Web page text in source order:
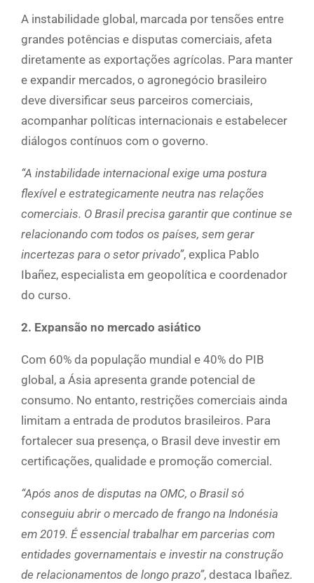
A instabilidade global, marcada por tensões entre
grandes potências e disputas comerciais, afeta
diretamente as exportações agrícolas. Para manter
e expandir mercados, o agronegócio brasileiro
deve diversificar seus parceiros comerciais,
acompanhar políticas internacionais e estabelecer
diálogos contínuos com o governo.
“A instabilidade internacional exige uma postura
flexível e estrategicamente neutra nas relações
comerciais. O Brasil precisa garantir que continue se
relacionando com todos os países, sem gerar
incertezas para o setor privado”, explica Pablo
Ibañez, especialista em geopolítica e coordenador
do curso.
2. Expansão no mercado asiático
Com 60% da população mundial e 40% do PIB
global, a Ásia apresenta grande potencial de
consumo. No entanto, restrições comerciais ainda
limitam a entrada de produtos brasileiros. Para
fortalecer sua presença, o Brasil deve investir em
certificações, qualidade e promoção comercial.
“Após anos de disputas na OMC, o Brasil só
conseguiu abrir o mercado de frango na Indonésia
em 2019. É essencial trabalhar em parcerias com
entidades governamentais e investir na construção
de relacionamentos de longo prazo”, destaca Ibañez.